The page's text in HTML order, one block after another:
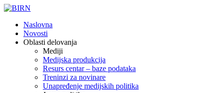
Naslovna
Novosti
Oblasti delovanja
Mediji
Medijska produkcija
Resurs centar – baze podataka
Treninzi za novinare
Unapređenje medijskih politika